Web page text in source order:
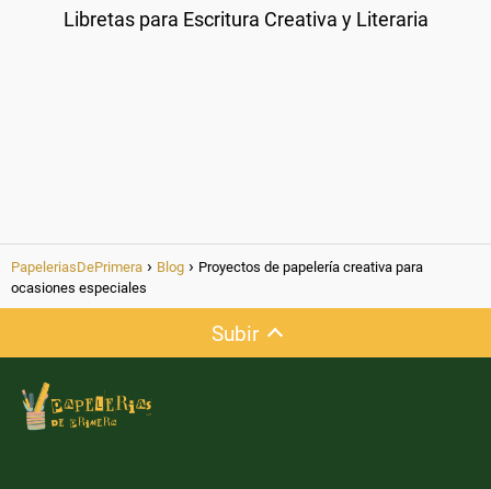
Libretas para Escritura Creativa y Literaria
PapeleriasDePrimera Blog
Proyectos de papelería creativa para
ocasiones especiales
Subir